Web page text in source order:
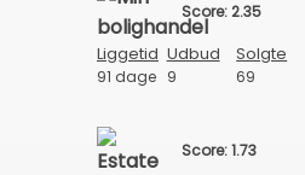
Score: 2.35
Liggetid Udbud Solgte
91 dage 9 69
Score: 1.73